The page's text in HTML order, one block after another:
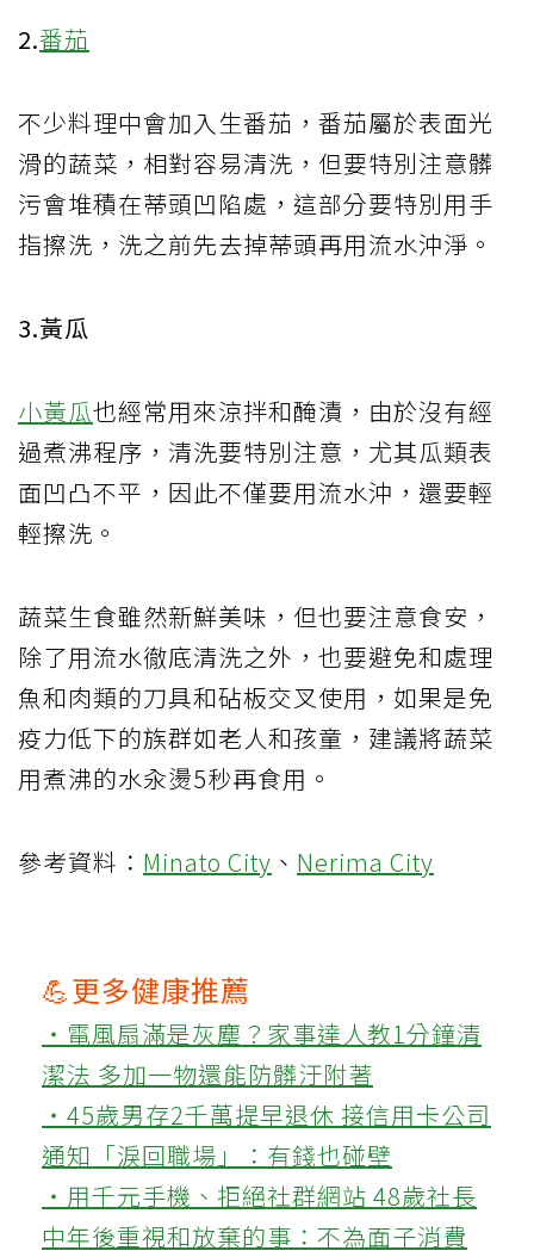
2.番茄
不少料理中會加入生番茄，番茄屬於表面光
滑的蔬菜，相對容易清洗，但要特別注意髒
污會堆積在蒂頭凹陷處，這部分要特別用手
指擦洗，洗之前先去掉蒂頭再用流水沖淨。
3.黃瓜
小黃瓜也經常用來涼拌和醃漬，由於沒有經
過煮沸程序，清洗要特別注意，尤其瓜類表
面凹凸不平，因此不僅要用流水沖，還要輕
輕擦洗。
蔬菜生食雖然新鮮美味，但也要注意食安，
除了用流水徹底清洗之外，也要避免和處理
魚和肉類的刀具和砧板交叉使用，如果是免
疫力低下的族群如老人和孩童，建議將蔬菜
用煮沸的水汆燙5秒再食用。
參考資料： Minato City 、 Nerima City
💪更多健康推薦
‧電風扇滿是灰塵？家事達人教1分鐘清
潔法 多加一物還能防髒汙附著
‧45歲男存2千萬提早退休 接信用卡公司
通知「淚回職場」：有錢也碰壁
‧用千元手機、拒絕社群網站 48歲社長
中年後重視和放棄的事：不為面子消費